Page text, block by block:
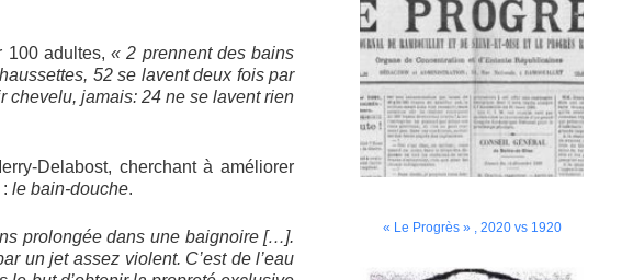
100 adultes,« 2 prennent des bains
52 se lavent deux fois par
chevelu, jamais: 24 ne se lavent rien
Delabost, cherchant à améliorer
le bain-douche.
prolongée dans une baignoire […].
un jet assez violent. C’est de l’eau
« Le Progrès » , 2020 vs 1920